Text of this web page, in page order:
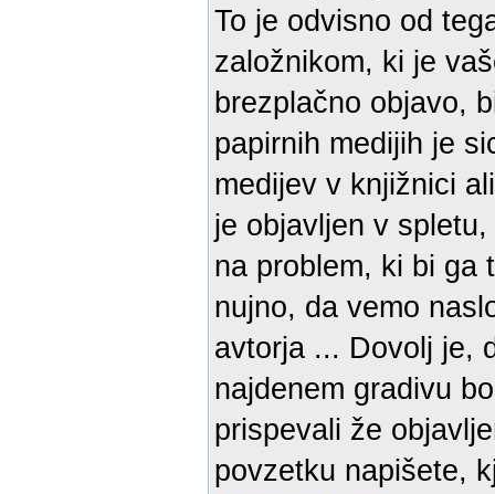
To je odvisno od
založnikom, ki je
brezplačno objavo,
papirnih medijih je
medijev v knjižnici
je objavljen v
na problem, ki bi ga
nujno, da vemo
avtorja ... Dovolj je,
najdenem gradivu
prispevali že
povzetku napišete,